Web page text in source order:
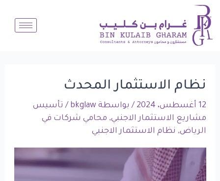
تخطي
إلى
المحتوى
نظام الاستثمار المحدث
12 أغسطس، 2024 / بواسطة bkglaw
/ تأسيس
مشاريع الاستثمار الاجنبي, محامي شركات في
الرياض, نظام الاستثمار الاجنبي
Post
navigation